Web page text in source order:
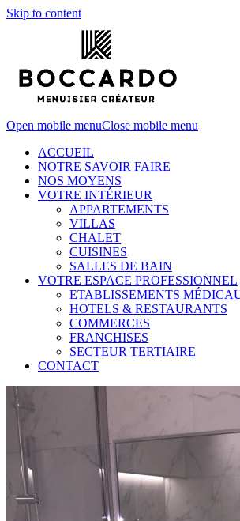
Skip to content
Open mobile menuClose mobile menu
ACCUEIL
NOTRE SAVOIR FAIRE
NOS MOYENS
VOTRE INTÉRIEUR
APPARTEMENTS
VILLAS
CHALET
CUISINES
SALLES DE BAIN
VOTRE ESPACE PROFESSIONNEL
ETABLISSEMENTS
HOTELS & RESTAURANTS
COMMERCES
FRANCHISES
SECTEUR TERTIAIRE
CONTACT